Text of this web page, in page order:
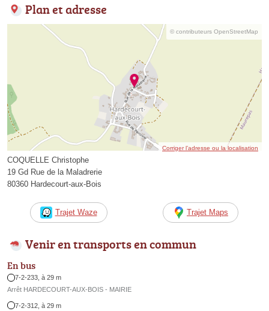
Plan et adresse
© contributeurs OpenStreetMap
Corriger l’adresse ou la localisation
COQUELLE Christophe
19 Gd Rue de la Maladrerie
80360 Hardecourt-aux-Bois
Trajet Waze Trajet Maps
Venir en transports en commun
En bus
7-2-233, à 29 m
Arrêt HARDECOURT-AUX-BOIS - MAIRIE
7-2-312, à 29 m